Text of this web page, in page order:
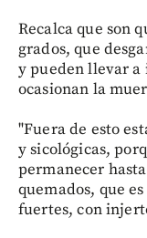
Recalca que son
grados, que
y pueden llevar a
ocasionan la
"Fuera de esto
y sicológicas,
permanecer
quemados, que
fuertes, con